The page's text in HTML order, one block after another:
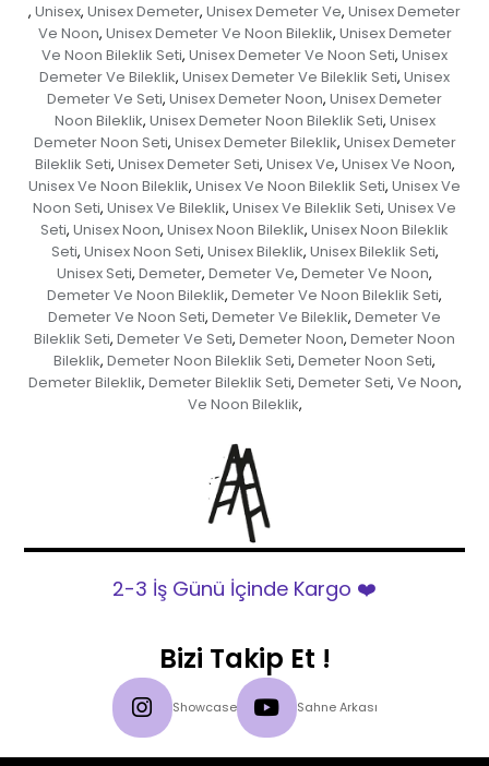
, Unisex, Unisex Demeter, Unisex Demeter Ve, Unisex Demeter
Ve Noon, Unisex Demeter Ve Noon Bileklik, Unisex Demeter
Ve Noon Bileklik Seti, Unisex Demeter Ve Noon Seti, Unisex
Demeter Ve Bileklik, Unisex Demeter Ve Bileklik Seti, Unisex
Demeter Ve Seti, Unisex Demeter Noon, Unisex Demeter
Noon Bileklik, Unisex Demeter Noon Bileklik Seti, Unisex
Demeter Noon Seti, Unisex Demeter Bileklik, Unisex Demeter
Bileklik Seti, Unisex Demeter Seti, Unisex Ve, Unisex Ve Noon,
Unisex Ve Noon Bileklik, Unisex Ve Noon Bileklik Seti, Unisex Ve
Noon Seti, Unisex Ve Bileklik, Unisex Ve Bileklik Seti, Unisex Ve
Seti, Unisex Noon, Unisex Noon Bileklik, Unisex Noon Bileklik
Seti, Unisex Noon Seti, Unisex Bileklik, Unisex Bileklik Seti,
Unisex Seti, Demeter, Demeter Ve, Demeter Ve Noon,
Demeter Ve Noon Bileklik, Demeter Ve Noon Bileklik Seti,
Demeter Ve Noon Seti, Demeter Ve Bileklik, Demeter Ve
Bileklik Seti, Demeter Ve Seti, Demeter Noon, Demeter Noon
Bileklik, Demeter Noon Bileklik Seti, Demeter Noon Seti,
Demeter Bileklik, Demeter Bileklik Seti, Demeter Seti, Ve Noon,
Ve Noon Bileklik,
2-3 İş Günü İçinde Kargo ❤️
Bizi Takip Et !
Showcase Sahne Arkası